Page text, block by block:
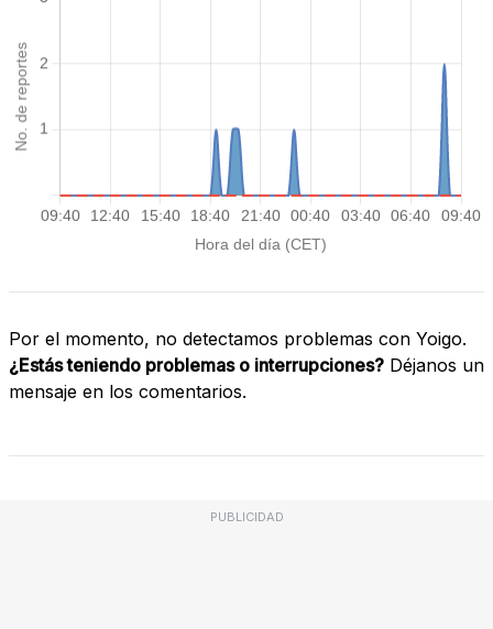
Por el momento, no detectamos problemas con Yoigo.
¿Estás teniendo problemas o interrupciones? Déjanos un
mensaje en los comentarios.
PUBLICIDAD